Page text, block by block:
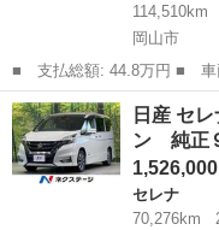
114,510km
岡山市
■ 支払総額: 44.8万円 ■ 車両本体価格： 298,000 円 ■ メーカー
名： 日産 ■ 車種名：
グＴＶ バックカメラ 両側
ｔｏｏｔｈ接...
岡山 岡山市 セレナ
日産 セ
ン 純正
1,526,000
セレナ
70,276km